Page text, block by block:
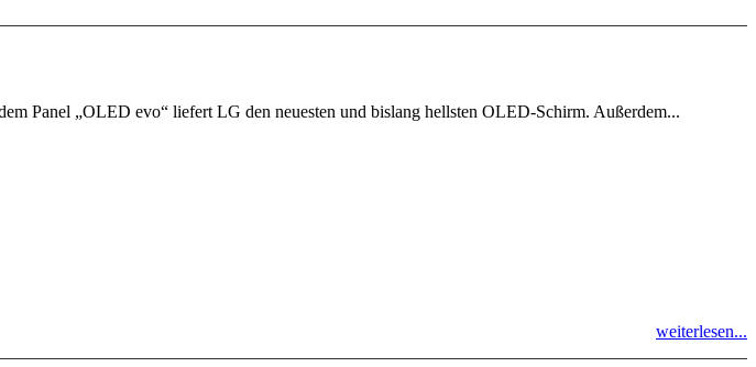
Panel „OLED evo“ liefert LG den neuesten und bislang hellsten OLED-Schirm. Außerdem...
weiterlesen...